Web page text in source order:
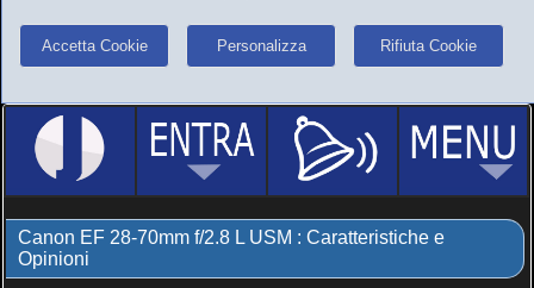
Accetta Cookie Personalizza Rifiuta Cookie
Canon EF 28-70mm f/2.8 L USM : Caratteristiche e
Opinioni